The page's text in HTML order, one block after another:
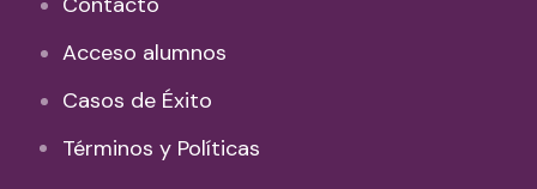
Acceso alumnos
Casos de Éxito
Términos y Políticas